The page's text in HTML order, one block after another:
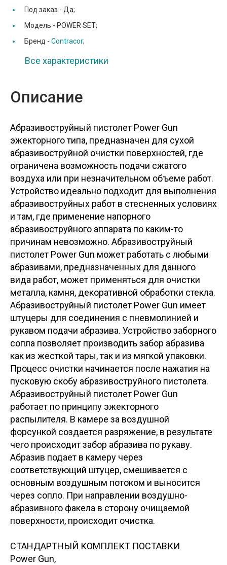
Под заказ - Да;
Модель - POWER SET;
Бренд - Contracor;
Все характеристики
Описание
Абразивоструйный пистолет Power Gun
эжекторного типа, предназначен для сухой
абразивоструйной очистки поверхностей, где
ограничена возможность подачи сжатого
воздуха или при незначительном объеме работ.
Устройство идеально подходит для выполнения
абразивоструйных работ в стесненных условиях
и там, где применение напорного
абразивоструйного аппарата по каким-то
причинам невозможно. Абразивоструйный
пистолет Power Gun может работать с любыми
абразивами, предназначенных для данного
вида работ, может применяться для очистки
металла, камня, декоративной обработки стекла.
Абразивоструйный пистолет Power Gun имеет
штуцеры для соединения с пневмолинией и
рукавом подачи абразива. Устройство заборного
сопла позволяет производить забор абразива
как из жесткой тары, так и из мягкой упаковки.
Процесс очистки начинается после нажатия на
пусковую скобу абразивоструйного пистолета.
Абразивоструйный пистолет Power Gun
работает по принципу эжекторного
распылителя. В камере за воздушной
форсункой создается разряжение, в результате
чего происходит забор абразива по рукаву.
Абразив подает в камеру через
соответствующий штуцер, смешивается с
основным воздушным потоком и выносится
через сопло. При направлении воздушно-
абразивного факела в сторону очищаемой
поверхности, происходит очистка.
СТАНДАРТНЫЙ КОМПЛЕКТ ПОСТАВКИ
Power Gun,